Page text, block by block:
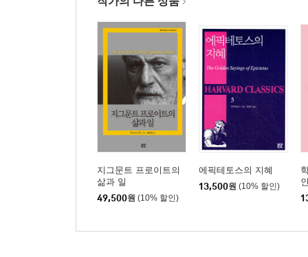
지그문트 프로이트의
삶과 일
49,500원 (10% 할인)
에픽테토스의 지혜
13,500원 (10% 할인)